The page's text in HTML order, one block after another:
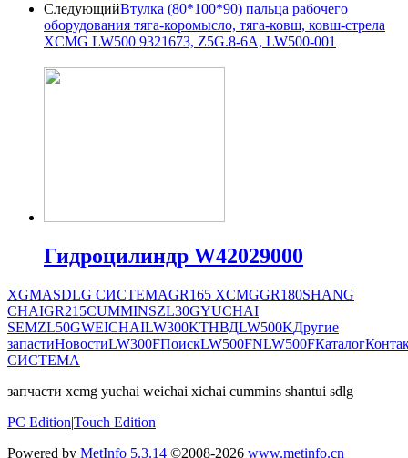
СледующийВтулка (80*100*90) пальца рабочего
оборудования тяга-коромысло, тяга-ковш, ковш-стрела
XCMG LW500 9321673, Z5G.8-6A, LW500-001
Гидроцилиндр W42029000
XGMASDLG СИСТЕМАGR165 XCMGGR180SHANG
CHAIGR215CUMMINSZL30GYUCHAI
SEMZL50GWEICHAILW300KТНВДLW500KДругие
запастиНовостиLW300FПоискLW500FNLW500FКаталог
СИСТЕМА
запчасти xcmg yuchai weichai xichai cummins shantui sdlg
PC Edition|Touch Edition
Powered by MetInfo 5.3.14 ©2008-2026 www.metinfo.cn